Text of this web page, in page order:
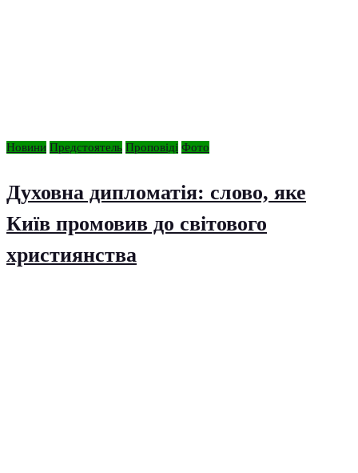
Новини Предстоятель Проповіді Фото
Духовна дипломатія: слово, яке
Київ промовив до світового
християнства